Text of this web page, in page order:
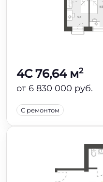
4C 76,64 м2
от 6 830 000 руб.
С ремонтом